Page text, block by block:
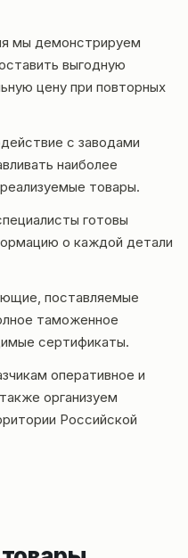
мы демонстрируем
выгодную
цену при повторных
с заводами
наиболее
товары.
готовы
о каждой детали
поставляемые
таможенное
сертификаты.
оперативное и
организуем
Российской